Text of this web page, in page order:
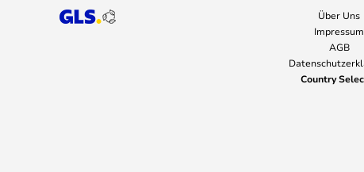
Über Uns
Impressum
AGB
Country